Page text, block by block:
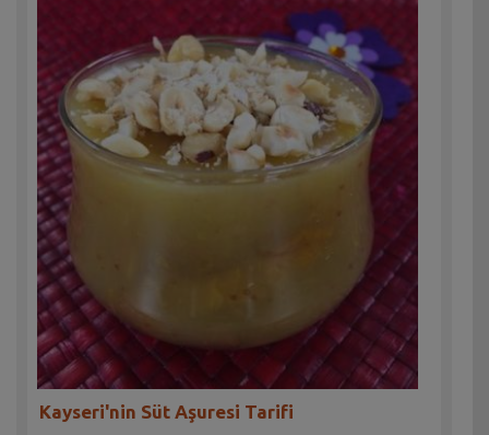
Kayseri'nin Süt Aşuresi Tarifi